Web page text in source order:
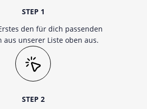
STEP 1
den für dich passenden
aus unserer Liste oben aus.
STEP 2